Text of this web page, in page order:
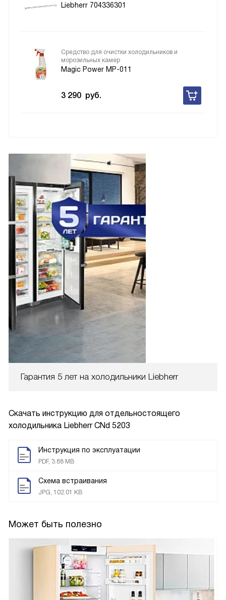
Гарантия 5 лет на холодильники Liebherr
Скачать инструкцию для отдельностоящего
холодильника Liebherr CNd 5203
Инструкция по эксплуатации
PDF, 3.88 MB
Схема встраивания
JPG, 102.01 KB
Может быть полезно
Liebherr 704336301
Средство для очистки холодильников и
морозильных камер
Magic Power MP-011
3 290 руб.